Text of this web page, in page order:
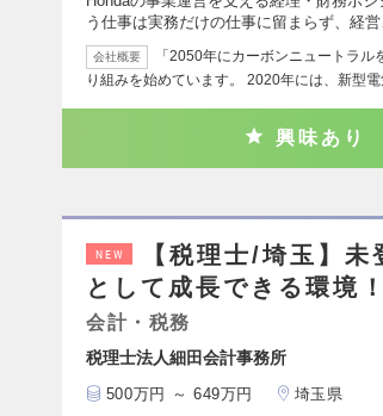
う仕事は実務だけの仕事に留まらず、経
会社概要
「2050年にカーボンニュートラ
り組みを始めています。 2020年には、新型
興味あり
NEW
【税理士/埼玉】
として成長できる環境！
会計・税務
税理士法人細田会計事務所
500万円 ～ 649万円 埼玉県